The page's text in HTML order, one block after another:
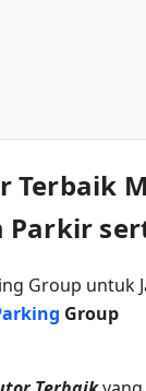
Parkir
Group